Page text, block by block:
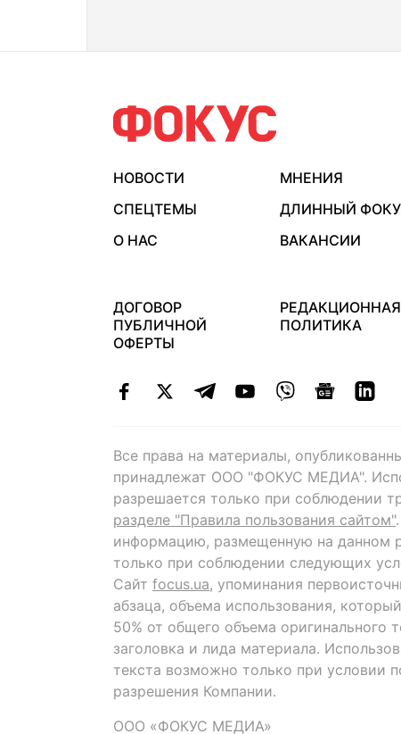
НОВОСТИ МНЕНИЯ
СПЕЦТЕМЫ
ДЛИННЫЙ
О НАС
ВАКАНСИИ
ДОГОВОР
ПУБЛИЧНОЙ
ОФЕРТЫ
РЕДАКЦИОННАЯ
ПОЛИТИКА
Все права на материалы,
принадлежат ООО "ФОКУС МЕДИА".
разрешается только при соблюдении
разделе "Правила пользования сайтом"
информацию, размещенную на данном
только при соблюдении следующих
Сайт focus.ua, упоминания
абзаца, объема использования,
50% от общего объема оригинального
заголовка и лида материала.
текста возможно только при условии
разрешения Компании.
ООО «ФОКУС МЕДИА»